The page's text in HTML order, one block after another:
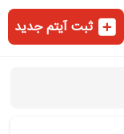
ثبت آیتم جدید